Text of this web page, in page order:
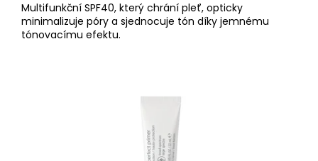
Multifunkční SPF40, který chrání pleť, opticky
minimalizuje póry a sjednocuje tón díky jemnému
tónovacímu efektu.